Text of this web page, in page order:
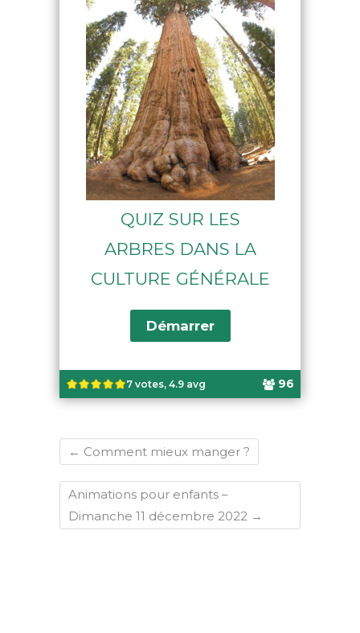
7 votes, 4.9 avg 96
QUIZ SUR LES
ARBRES DANS LA
CULTURE GÉNÉRALE
← Comment mieux manger ?
Animations pour enfants –
Dimanche 11 décembre 2022 →